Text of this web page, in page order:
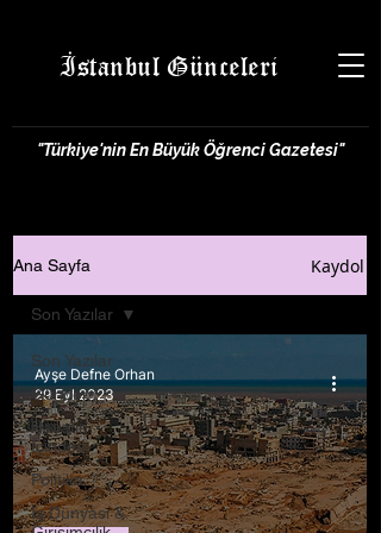
İstanbul Günceleri
"Türkiye'nin En Büyük Öğrenci Gazetesi"
Ana Sayfa Kaydol
Son Yazılar
Gündem
Hayatın
İçinden
Politika
İş Dünyası &
Son Yazılar
Ayşe Defne Orhan
29 Eyl 2023